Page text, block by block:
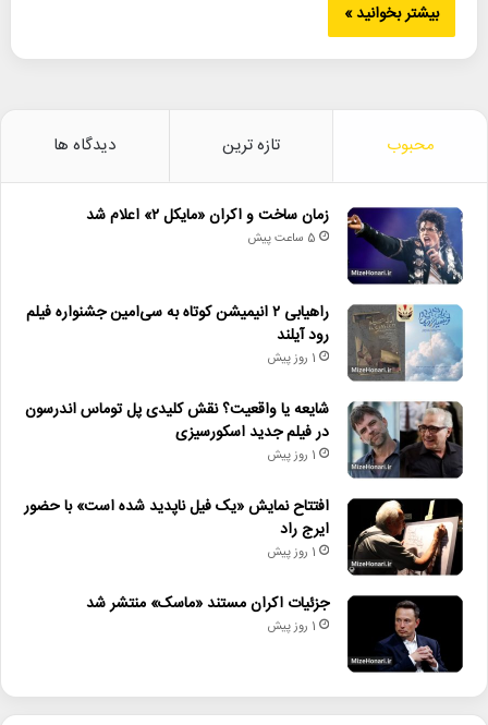
بیشتر بخوانید »
محبوب تازه ترین دیدگاه ها
زمان ساخت و اکران «مایکل ۲» اعلام شد
5 ساعت پیش
راهیابی ۲ انیمیشن کوتاه به سی‌امین جشنواره فیلم
رود آیلند
1 روز پیش
شایعه یا واقعیت؟ نقش کلیدی پل توماس اندرسون
در فیلم جدید اسکورسیزی
1 روز پیش
افتتاح نمایش «یک فیل ناپدید شده است» با حضور
ایرج راد
1 روز پیش
جزئیات اکران مستند «ماسک» منتشر شد
1 روز پیش